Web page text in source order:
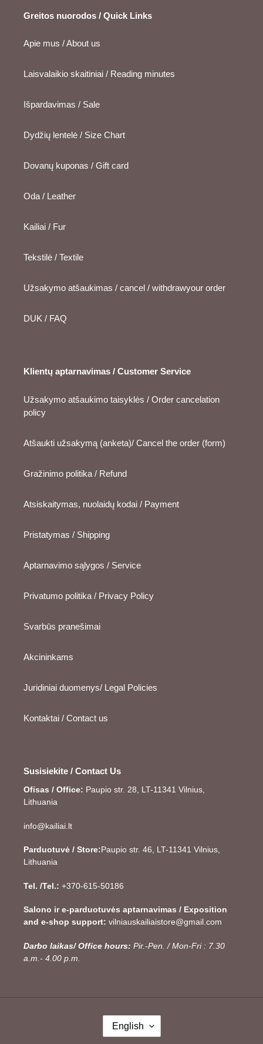
Greitos nuorodos / Quick Links
Apie mus / About us
Laisvalaikio skaitiniai / Reading minutes
Išpardavimas / Sale
Dydžių lentelė / Size Chart
Dovanų kuponas / Gift card
Oda / Leather
Kailiai / Fur
Tekstilė / Textile
Užsakymo atšaukimas / cancel / withdrawyour order
DUK / FAQ
Klientų aptarnavimas / Customer Service
Užsakymo atšaukimo taisyklės / Order cancelation
policy
Atšaukti užsakymą (anketa)/ Cancel the order (form)
Gražinimo politika / Refund
Atsiskaitymas, nuolaidų kodai / Payment
Pristatymas / Shipping
Aptarnavimo sąlygos / Service
Privatumo politika / Privacy Policy
Svarbūs pranešimai
Akcininkams
Juridiniai duomenys/ Legal Policies
Kontaktai / Contact us
Susisiekite / Contact Us
Ofisas / Office: Paupio str. 28, LT-11341 Vilnius,
Lithuania
info@kailiai.lt
Parduotuvė / Store:Paupio str. 46, LT-11341 Vilnius,
Lithuania
Tel. /Tel.: +370-615-50186
Salono ir e-parduotuvės aptarnavimas / Exposition
and e-shop support: vilniauskailiaistore@gmail.com
Darbo laikas/ Office hours: Pir.-Pen. / Mon-Fri : 7.30
a.m.- 4.00 p.m.
English